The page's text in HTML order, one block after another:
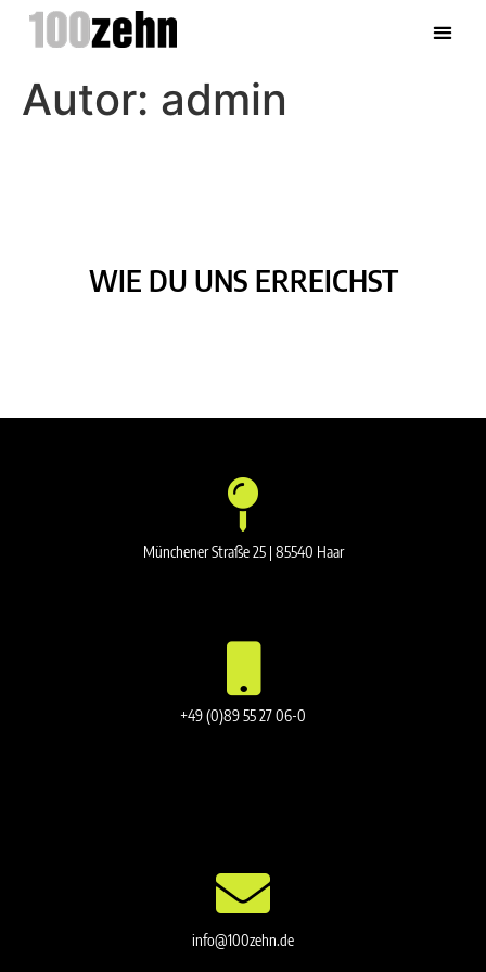
Autor: admin
WIE DU UNS ERREICHST
Münchener Straße 25 | 85540 Haar
+49 (0)89 55 27 06-0
info@100zehn.de